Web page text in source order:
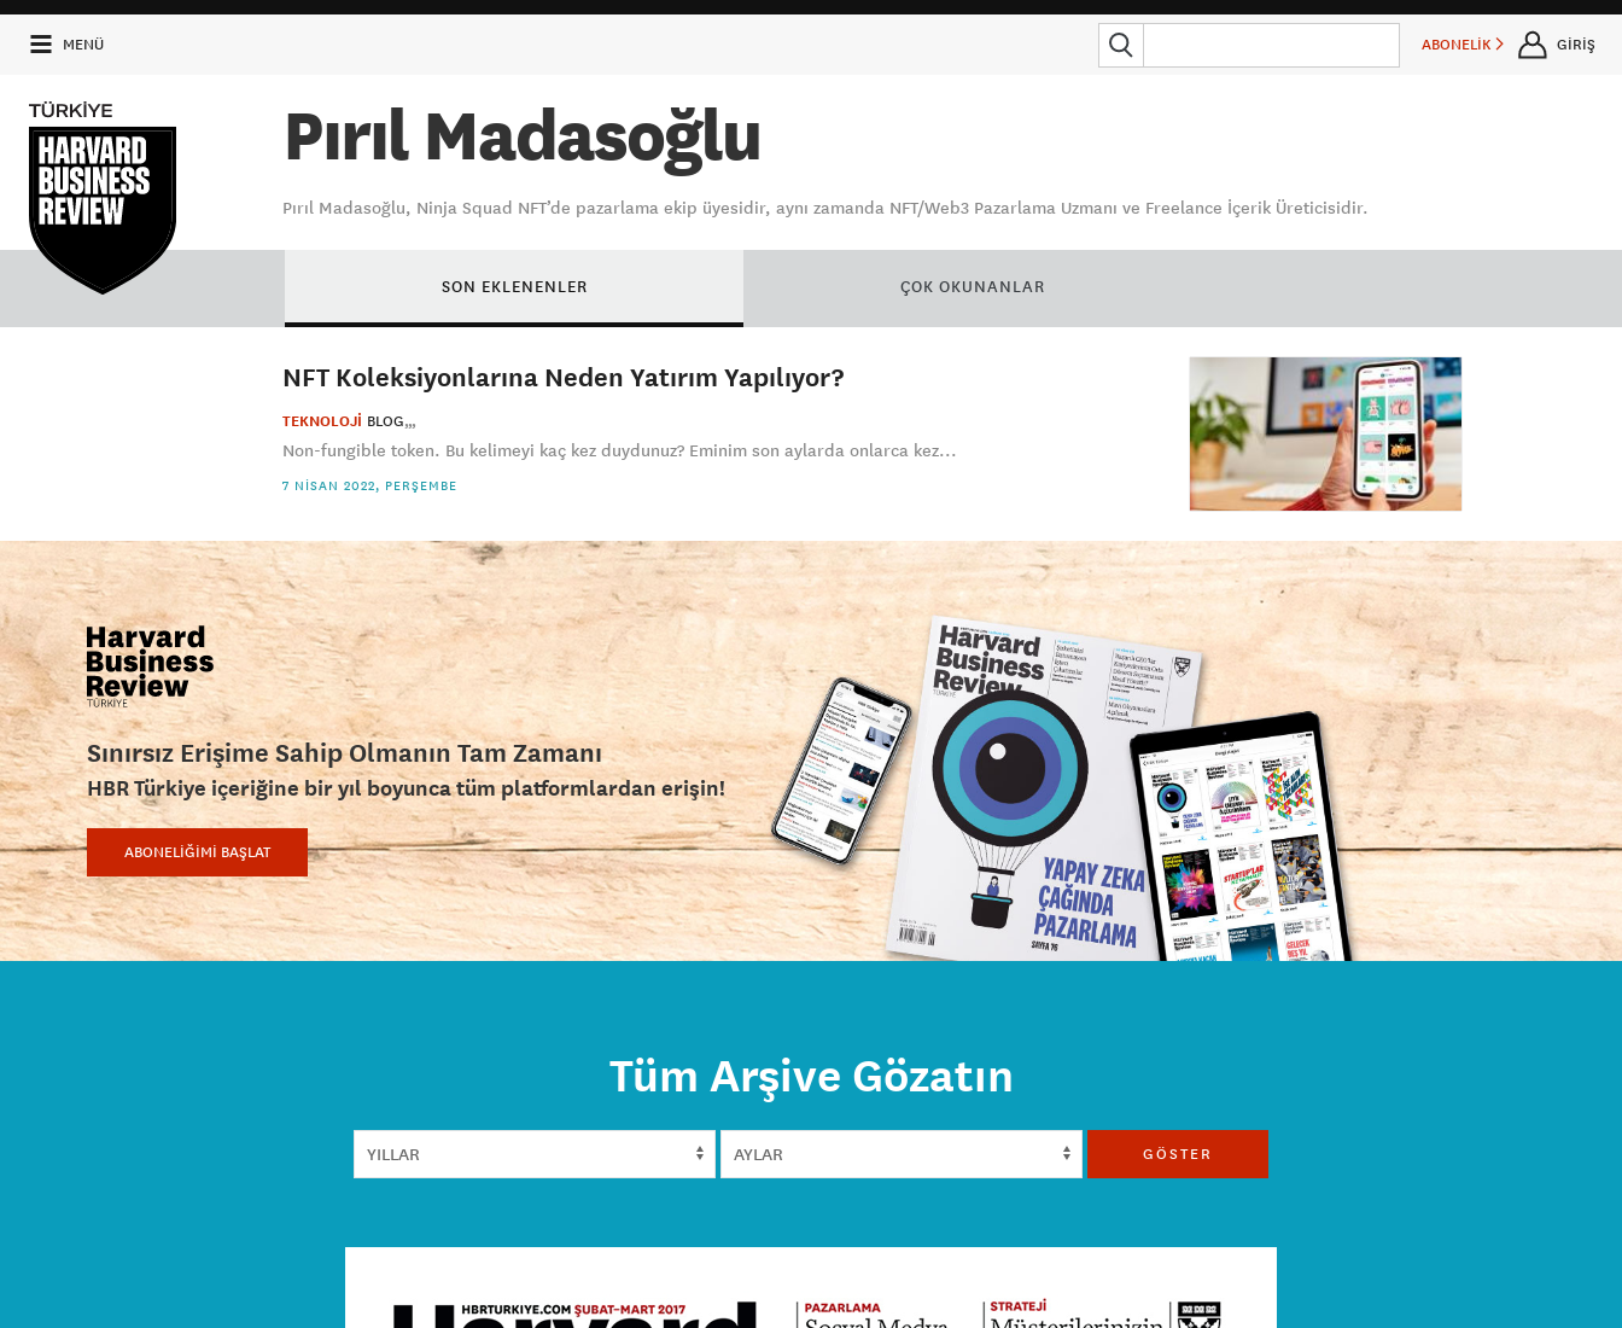
MENÜ ABONELİK GİRİŞ
Pırıl Madasoğlu
Pırıl Madasoğlu, Ninja Squad NFT’de pazarlama ekip üyesidir, aynı zamanda NFT/Web3 Pazarlama Uzmanı ve Freelance İçerik Üreticisidir.
SON EKLENENLER ÇOK OKUNANLAR
NFT Koleksiyonlarına Neden Yatırım Yapılıyor?
TEKNOLOJİ BLOG
Non-fungible token. Bu kelimeyi kaç kez duydunuz? Eminim son aylarda onlarca kez...
7 NISAN 2022, PERŞEMBE
Sınırsız Erişime Sahip Olmanın Tam Zamanı
HBR Türkiye içeriğine bir yıl boyunca tüm platformlardan erişin!
ABONELİĞİMİ BAŞLAT
Tüm Arşive Gözatın
GÖSTER